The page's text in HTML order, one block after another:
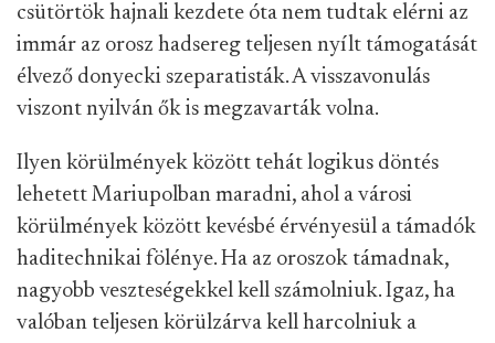
csütörtök hajnali kezdete óta nem tudtak elérni az
immár az orosz hadsereg teljesen nyílt támogatását
élvező donyecki szeparatisták. A visszavonulás
viszont nyilván ők is megzavarták volna.
Ilyen körülmények között tehát logikus döntés
lehetett Mariupolban maradni, ahol a városi
körülmények között kevésbé érvényesül a támadók
haditechnikai fölénye. Ha az oroszok támadnak,
nagyobb veszteségekkel kell számolniuk. Igaz, ha
valóban teljesen körülzárva kell harcolniuk a